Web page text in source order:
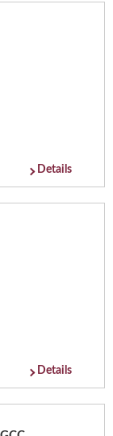
Details
Details